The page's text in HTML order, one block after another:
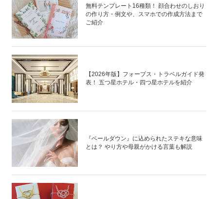
無料テンプレート16種類！ 顔合わせのしおり
の作り方・例文や、スマホでの作成方法まで
ご紹介
【2026年版】フォーブス・トラベルガイド発
表！ 五つ星ホテル・四つ星ホテルを紹介
『ベールダウン』に込められたステキな意味
とは？ やり方や母親がかける言葉も解説